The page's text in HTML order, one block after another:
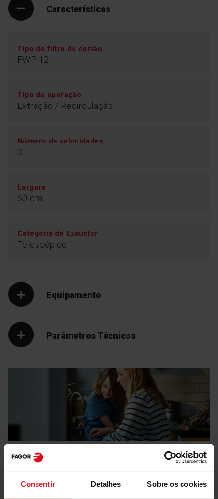
Consentir Detalhes Sobre os cookies
Características
Tipo de filtro de carvão
FWP 12
Tipo de operação
Extração / Recirculação
Número de velocidades
3
Largura
60 cm
Categoria de Exaustor
Telescópico
Equipamento
Parâmetros Técnicos
Manuais e Transferências
Rótulo energético